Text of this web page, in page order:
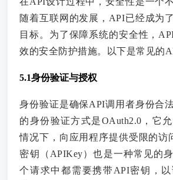
随着互联网的发展，API已经成为
目标。为了保障系统的安全性，
效的安全防护措施。以下是常见的
5.1身份验证与授权
身份验证是确保API调用者身份合
的身份验证方式是OAuth2.0，它
情况下，向应用程序提供受限的访
密钥（APIKey）也是一种常见的
个请求中都需要携带API密钥，